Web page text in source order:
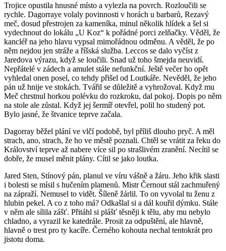
Trojice opustila hnusné místo a vylezla na povrch. Rozloučili se
rychle. Dagorraye volaly povinnosti v horách u barbarů, Rezavý
meč, dosud přestrojen za kameníka, minul několik hlídek a šel si
vydechnout do lokálu „U Koz“ k pořádné porci zelňačky. Věděl, že
kancléř na jeho hlavu vypsal mimořádnou odměnu. A věděl, že po
něm nejdou jen stráže a říšská služba. Leccos se dalo vyčíst z
Jaredova výrazu, když se loučili. Snad už toho šmejda neuvidí.
Nepřátelé v zádech a amulet stále nefunkční. Ještě večer ho opět
vyhledal onen posel, co tehdy přišel od Loutkáře. Nevěděl, že jeho
pán už hnije ve stokách. Tvářil se důležitě a vyhrožoval. Když mu
Meč chrstnul horkou polévku do rozkroku, dal pokoj. Dopis po něm
na stole ale zůstal. Když jej šermíř otevřel, polil ho studený pot.
Bylo jasné, že štvanice teprve začala.
Dagorray běžel plání ve vlčí podobě, byl příliš dlouho pryč. A měl
strach, ano, strach, že ho ve městě poznali. Chtěl se vrátit za řeku do
Království teprve až nabere více sil po strašlivém zranění. Necítil se
dobře, že musel měnit plány. Cítil se jako loutka.
Jared Sten, Stínový pán, planul ve víru vášně a žáru. Jeho křik slasti
i bolesti se mísil s hučením plamenů. Mistr Černout stál zachmuřený
na zápraží. Nemusel to vidět. Šíleně žárlil. To on vyvolal tu ženu z
hlubin pekel. A co z toho má? Odkašlal si a dál kouřil dýmku. Stále
v něm ale sílila zášť. Přitáhl si plášť těsněji k tělu, aby mu nebylo
chladno, a vyrazil ke katedrále. Prosit za odpuštění, ale hlavně,
hlavně o trest pro ty kacíře. Černého kohouta nechal tentokrát pro
jistotu doma.